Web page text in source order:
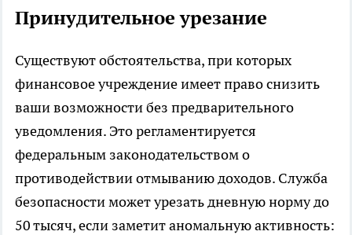
Принудительное урезание
Существуют обстоятельства, при которых
финансовое учреждение имеет право снизить
ваши возможности без предварительного
уведомления. Это регламентируется
федеральным законодательством о
противодействии отмыванию доходов. Служба
безопасности может урезать дневную норму до
50 тысяч, если заметит аномальную активность: